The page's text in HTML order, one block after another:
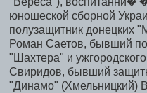
юношеской сборной
полузащитник донецких
Роман Саетов, бывший
"Шахтера" и
Свиридов, бывший
"Динамо" (Хмельницкий)